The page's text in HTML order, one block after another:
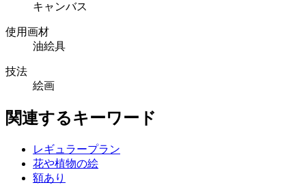
キャンバス
使用画材
油絵具
技法
絵画
関連するキーワード
レギュラープラン
花や植物の絵
額あり